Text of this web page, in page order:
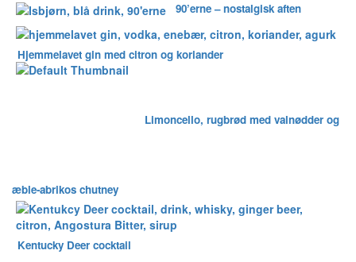
90’erne – nostalgisk aften
Hjemmelavet gin med citron og koriander
Limoncello, rugbrød med valnødder og
æble-abrikos chutney
Kentucky Deer cocktail